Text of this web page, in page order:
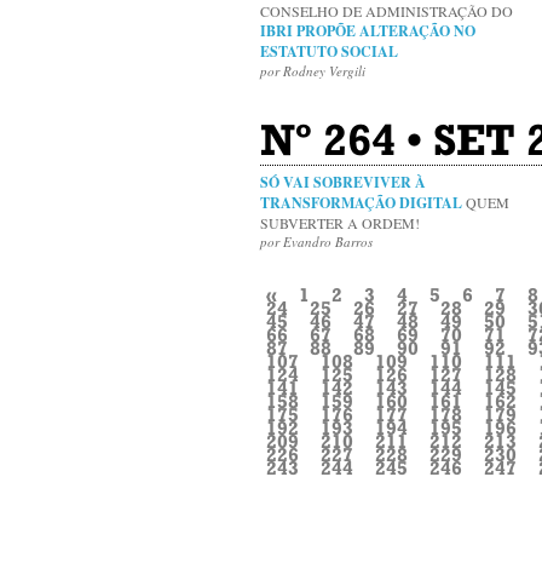
CONSELHO DE ADMINISTRAÇÃO DO
IBRI PROPÕE ALTERAÇÃO NO
ESTATUTO SOCIAL
por Rodney Vergili
Nº 264 •
SÓ VAI SOBREVIVER À
TRANSFORMAÇÃO DIGITALQUEM
SUBVERTER A ORDEM!
por Evandro Barros
« 1 2 3 4 5 6 7 8
24 25 26 27 28 29
45 46 47 48 49 50
66 67 68 69 70 71
87 88 89 90 91 92
107 108 109 110 111
124 125 126 127 128
141 142 143 144 145
158 159 160 161 162
175 176 177 178 179
192 193 194 195 196
209 210 211 212 213
226 227 228 229 230
243 244 245 246 247